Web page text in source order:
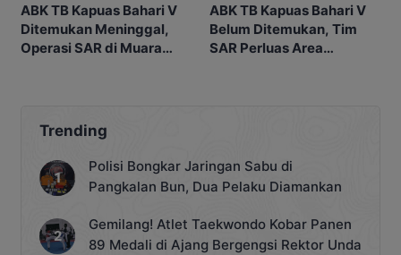
ABK TB Kapuas Bahari V
Ditemukan Meninggal,
Operasi SAR di Muara
ABK TB Kapuas Bahari V
Belum Ditemukan, Tim
SAR Perluas Area
Trending
Polisi Bongkar Jaringan Sabu di
Pangkalan Bun, Dua Pelaku Diamankan
Gemilang! Atlet Taekwondo Kobar Panen
89 Medali di Ajang Bergengsi Rektor Unda